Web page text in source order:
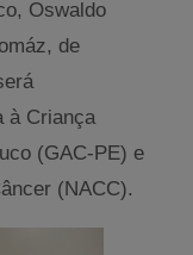
Oswaldo
de
à Criança
(GAC-PE) e
(NACC).